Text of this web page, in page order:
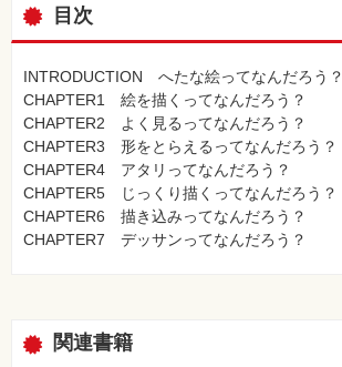
目次
INTRODUCTION へたな絵ってなんだろう？
CHAPTER1 絵を描くってなんだろう？
CHAPTER2 よく見るってなんだろう？
CHAPTER3 形をとらえるってなんだろう？
CHAPTER4 アタリってなんだろう？
CHAPTER5 じっくり描くってなんだろう？
CHAPTER6 描き込みってなんだろう？
CHAPTER7 デッサンってなんだろう？
関連書籍